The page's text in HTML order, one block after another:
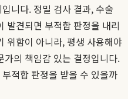
니다. 정밀 검사 결과, 수술
발견되면 부적합 판정을 내리
위함이 아니라, 평생 사용해야
의 책임감 있는 결정입니다.
적합 판정을 받을 수 있을까